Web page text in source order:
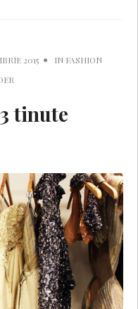
2015 IN FASHION
tinute